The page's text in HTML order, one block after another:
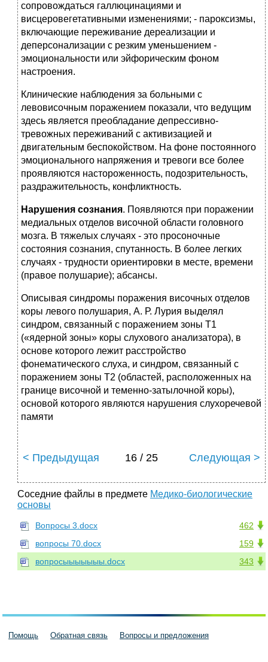
сопровождаться галлюцинациями и
висцеровегетативными изменениями; - пароксизмы,
включающие переживание дереализации и
деперсонализации с резким уменьшением -
эмоциональности или эйфорическим фоном
настроения.
Клинические наблюдения за больными с
левовисочным поражением показали, что ведущим
здесь является преобладание депрессивно-
тревожных переживаний с активизацией и
двигательным беспокойством. На фоне постоянного
эмоционального напряжения и тревоги все более
проявляются настороженность, подозрительность,
раздражительность, конфликтность.
Нарушения сознания. Появляются при поражении
медиальных отделов височной области головного
мозга. В тяжелых случаях - это просоночные
состояния сознания, спутанность. В более легких
случаях - трудности ориентировки в месте, времени
(правое полушарие); абсансы.
Описывая синдромы поражения височных отделов
коры левого полушария, А. Р. Лурия выделял
синдром, связанный с поражением зоны Т1
(«ядерной зоны» коры слухового анализатора), в
основе которого лежит расстройство
фонематического слуха, и синдром, связанный с
поражением зоны Т2 (областей, расположенных на
границе височной и теменно-затылочной коры),
основой которого являются нарушения слухоречевой
памяти
< Предыдущая 16 / 25 Следующая >
Соседние файлы в предмете Медико-биологические
основы
462
Вопросы 3.docx
159
вопросы 70.docx
343
вопросыыыыыыы.docx
Помощь Обратная связь Вопросы и предложения